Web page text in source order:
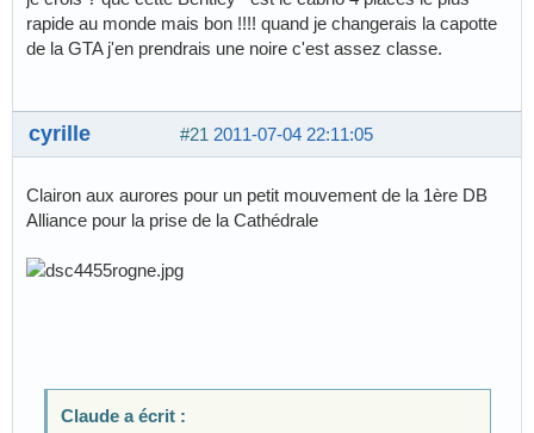
rapide au monde mais bon !!!! quand je changerais la capotte
de la GTA j'en prendrais une noire c'est assez classe.
#21 2011-07-04 22:11:05
cyrille
Clairon aux aurores pour un petit mouvement de la 1ère DB
Alliance pour la prise de la Cathédrale
Claude a écrit :